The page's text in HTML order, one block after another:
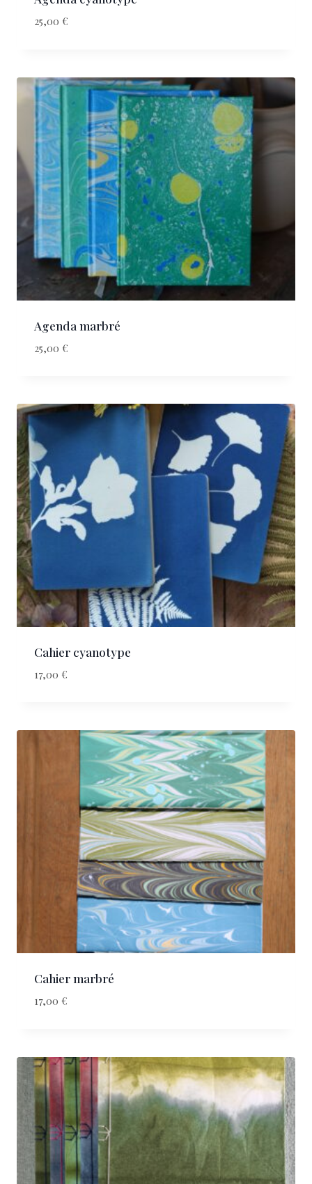
25,00 €
Agenda marbré
25,00 €
Cahier cyanotype
17,00 €
Cahier marbré
17,00 €